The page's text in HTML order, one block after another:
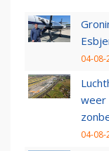
04-08-
weer
04-08-